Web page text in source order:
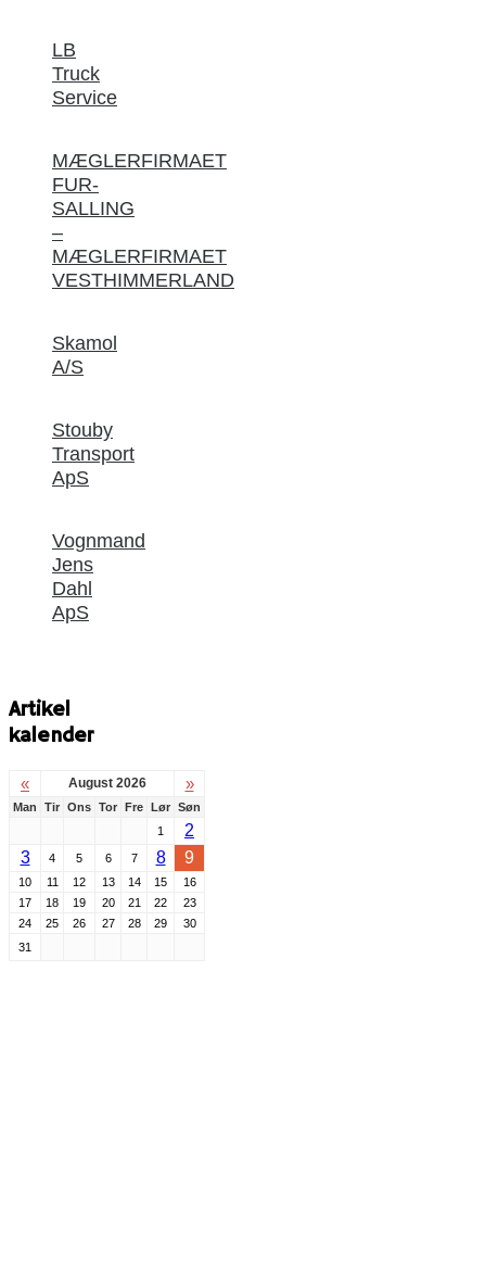
LB
Truck
Service
MÆGLERFIRMAET
FUR-
SALLING
–
MÆGLERFIRMAET
VESTHIMMERLAND
Skamol
A/S
Stouby
Transport
ApS
Vognmand
Jens
Dahl
ApS
Artikel
kalender
« August 2026 »
Man Tir Ons Tor Fre Lør Søn
1
2
3
4 5 6 7 8 9
10 11 12 13 14 15
16
17
18 19 20 21 22
23
24
25 26 27 28 29
30
31